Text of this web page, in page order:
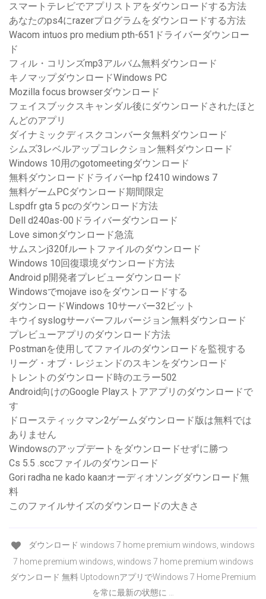
スマートテレビでアプリストアをダウンロードする方法
あなたのps4にrazerプログラムをダウンロードする方法
Wacom intuos pro medium pth-651ドライバーダウンロー
ド
フィル・コリンズmp3アルバム無料ダウンロード
キノマップダウンロードWindows PC
Mozilla focus browserダウンロード
フェイスブックスキャンダル後にダウンロードされたほと
んどのアプリ
ダイナミックディスクコンバータ無料ダウンロード
シムズ3レベルアップコレクション無料ダウンロード
Windows 10用のgotomeetingダウンロード
無料ダウンロードドライバーhp f2410 windows 7
無料ゲームPCダウンロード期間限定
Lspdfr gta 5 pcのダウンロード方法
Dell d240as-00ドライバーダウンロード
Love simonダウンロード急流
サムスンj320fルートファイルのダウンロード
Windows 10回復環境ダウンロード方法
Android p開発者プレビューダウンロード
Windowsでmojave isoをダウンロードする
ダウンロードWindows 10サーバー32ビット
キウイsyslogサーバーフルバージョン無料ダウンロード
プレビューアプリのダウンロード方法
Postmanを使用してファイルのダウンロードを監視する
リーグ・オブ・レジェンドのスキンをダウンロード
トレントのダウンロード時のエラー502
Android向けのGoogle Playストアアプリのダウンロードで
す
ドロースティックマン2ゲームダウンロード版は無料では
ありません
Windowsのアップデートをダウンロードせずに勝つ
Cs 5.5 .sccファイルのダウンロード
Gori radha ne kado kaanオーディオソングダウンロード無
料
このファイルサイズのダウンロードの大きさ
ダウンロード windows 7 home premium windows, windows
7 home premium windows, windows 7 home premium windows
ダウンロード 無料 UptodownアプリでWindows 7 Home Premium
を常に最新の状態に …